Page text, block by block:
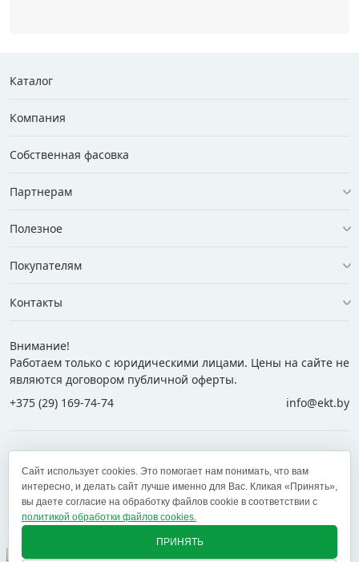
Каталог
Компания
Собственная фасовка
Партнерам
Полезное
Покупателям
Контакты
Внимание!
Работаем только с юридическими лицами. Цены на сайте не
являются договором публичной оферты.
+375 (29) 169-74-74
info@ekt.by
+375 (17) 269-74-74
zakaz@ekt.by
Оставить отзыв
Сайт использует cookies. Это помогает нам понимать, что вам
интересно, и делать сайт лучше именно для Вас. Кликая «Принять»,
вы даете согласие на обработку файлов cookie в соответствии с
политикой обработки файлов cookies.
ПРИНЯТЬ